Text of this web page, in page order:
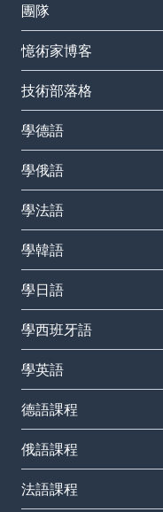
團隊
憶術家博客
技術部落格
學德語
學俄語
學法語
學韓語
學日語
學西班牙語
學英語
德語課程
俄語課程
法語課程